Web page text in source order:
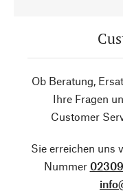
Ob Beratung,
Ihre Fragen
Customer
Sie erreichen uns
Nummer